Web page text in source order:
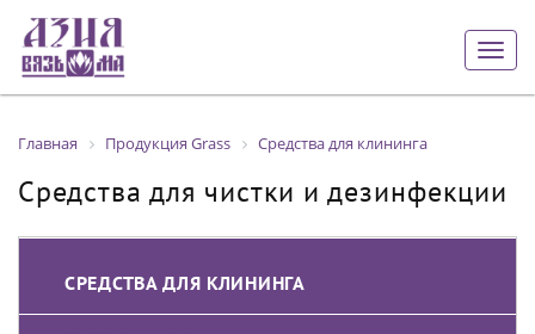
Главная Продукция Grass Средства для клининга
Средства для чистки и дезинфекции
СРЕДСТВА ДЛЯ КЛИНИНГА